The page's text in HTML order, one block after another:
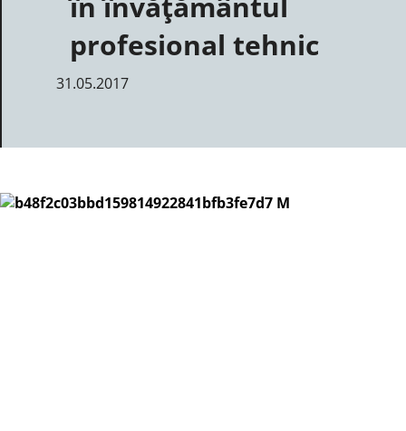
profesional tehnic
31.05.2017